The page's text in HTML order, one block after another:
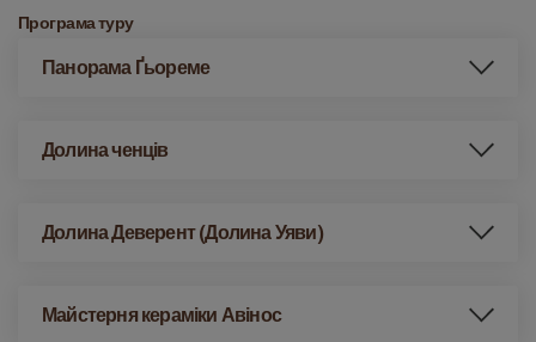
Програма туру
Панорама Ґьореме
Долина ченців
Долина Деверент (Долина Уяви)
Майстерня кераміки Авінос